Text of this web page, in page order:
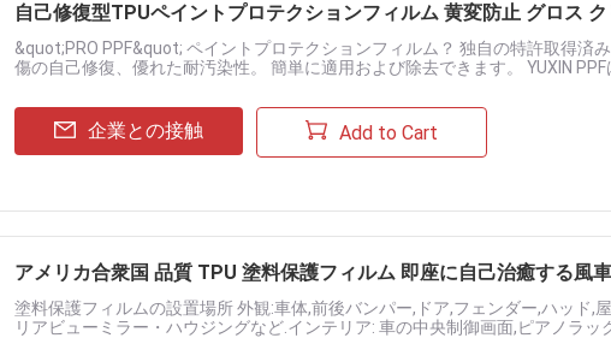
自己修復型TPUペイントプロテクションフィルム 黄変防止 グロス
&quot;PRO PPF&quot; ペイントプロテクションフィルム？ 独自の特許取得済
傷の自己修復、優れた耐汚染性。 簡単に適用および除去できます。 YUXIN
企業との接触 Add to Cart
アメリカ合衆国 品質 TPU 塗料保護フィルム 即座に自己治癒する風
塗料保護フィルムの設置場所 外観:車体,前後バンパー,ドア,フェンダー,ハッド,
リアビューミラー・ハウジングなど.インテリア: 車の中央制御画面,ピアノラッ